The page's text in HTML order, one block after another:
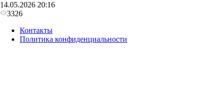
14.05.2026 20:16
3326
Контакты
Политика конфиденциальности